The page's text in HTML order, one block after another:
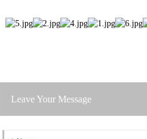
Leave Your Message